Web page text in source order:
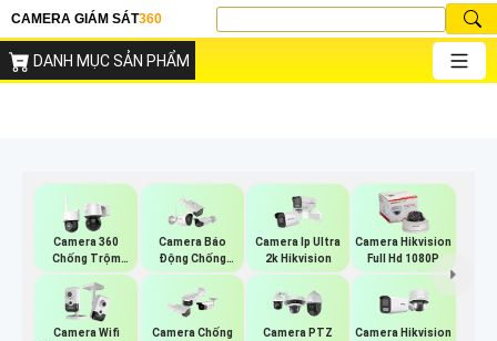
CAMERA GIÁM SÁT360
DANH MỤC SẢN PHẨM
Camera 360
Chống Trộm
Hikvision
Camera Báo
Động Chống
Trộm Hikvision
Camera Ip Ultra
2k Hikvision
Camera Hikvision
Full Hd 1080P
Camera Wifi
Camera Chống
Camera PTZ
Camera Hikvision